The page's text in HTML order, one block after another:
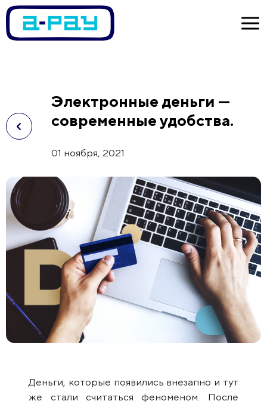
Электронные деньги —
современные удобства.
01 ноября, 2021
Деньги, которые появились внезапно и тут
же стали считаться феноменом. После